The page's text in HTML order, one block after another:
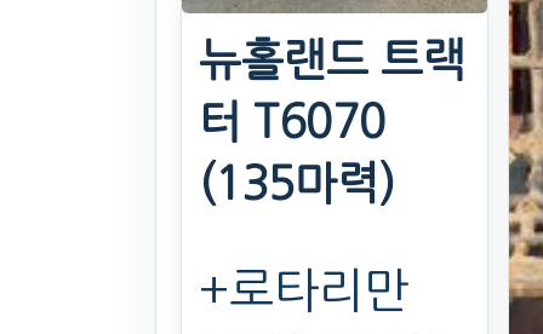
뉴홀랜드 트랙
터 T6070
(135마력)
+로타리만